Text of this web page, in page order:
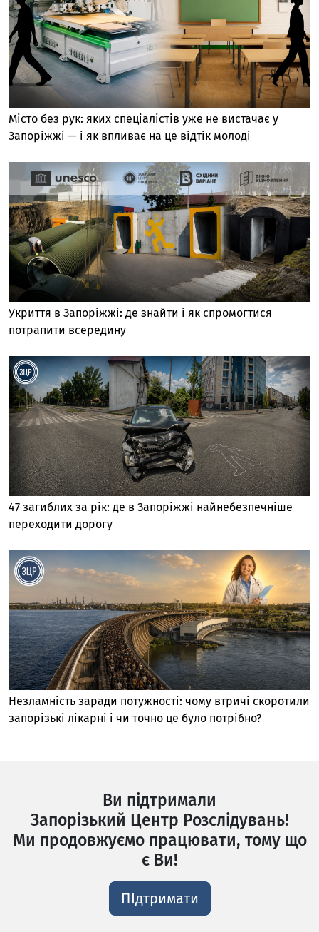
Місто без рук: яких спеціалістів уже не вистачає у
Запоріжжі — і як впливає на це відтік молоді
Укриття в Запоріжжі: де знайти і як спромогтися
потрапити всередину
47 загиблих за рік: де в Запоріжжі найнебезпечніше
переходити дорогу
Незламність заради потужності: чому втричі скоротили
запорізькі лікарні і чи точно це було потрібно?
Ви підтримали
Запорізький Центр Розслідувань!
Ми продовжуємо працювати, тому що
є Ви!
ПІдтримати